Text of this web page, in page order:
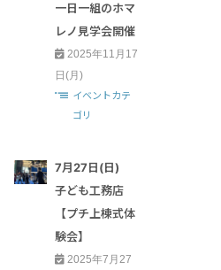
一日一組のホマ
レノ見学会開催
2025年11月17
日(月)
イベントカテ
ゴリ
7月27日(日)
子ども工務店
【プチ上棟式体
験会】
2025年7月27